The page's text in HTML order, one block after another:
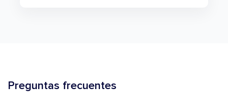
Preguntas frecuentes